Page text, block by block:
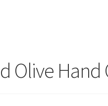
Olive Hand